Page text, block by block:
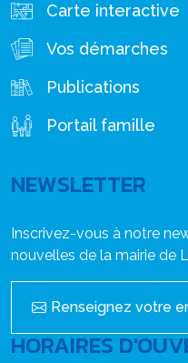
Carte interactive
Vos démarches
Publications
Portail famille
NEWSLETTER
Inscrivez-vous à notre
nouvelles de la mairie de
Renseignez votre
HORAIRES